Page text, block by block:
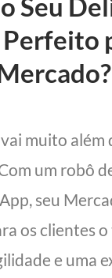
muito além
um robô
seu
os clientes
e uma